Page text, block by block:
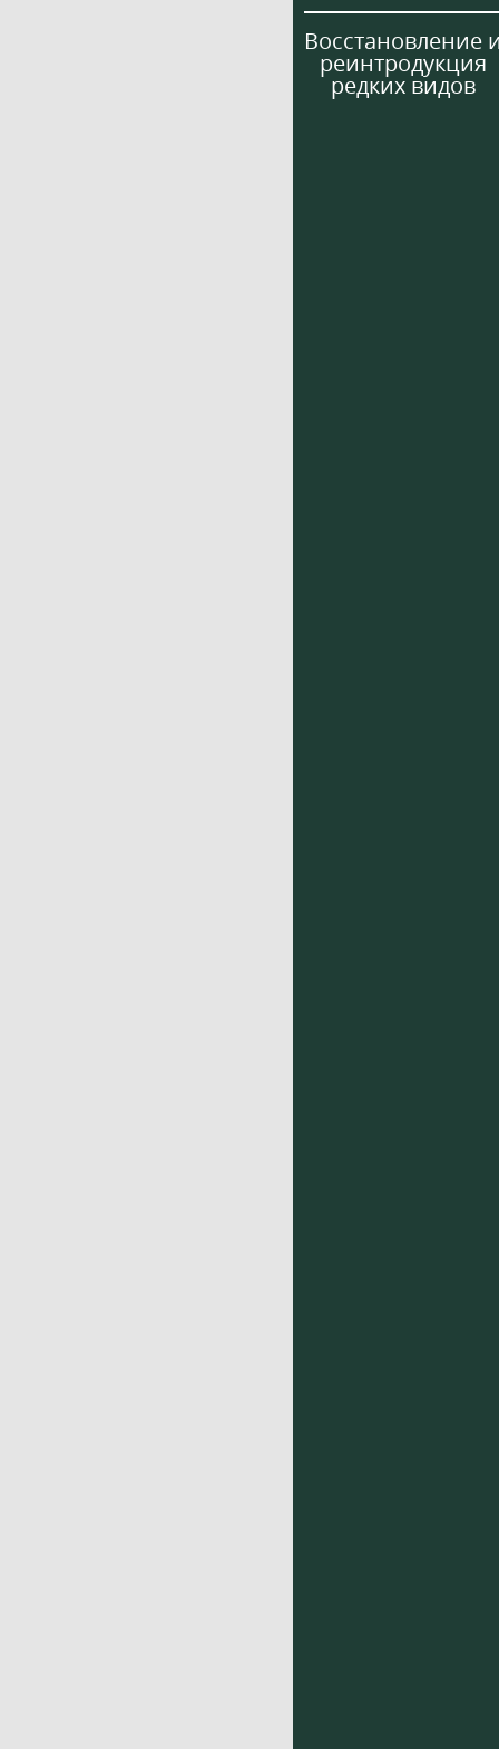
Восстановление
реинтродукция
редких видов